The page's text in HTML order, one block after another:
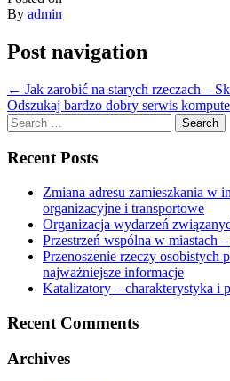
By admin
Post navigation
← Jak zarobić na starych rzeczach –
Odszukaj bardzo dobry serwis
Search
for:
Recent Posts
Zmiana adresu zamieszkania w
organizacyjne i transportowe
Organizacja wydarzeń
Przestrzeń wspólna w miastach
Przenoszenie rzeczy osobistych
najważniejsze informacje
Katalizatory – charakterystyka i
Recent Comments
Archives